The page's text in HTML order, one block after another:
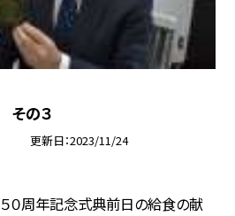
その３
更新日 2023/11/24
５０周年記念式典前日の給食の献